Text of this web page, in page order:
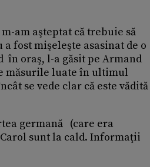
am aşteptat că trebuie să
fost mişeleşte asasinat de o
în oraş, l-a găsit pe Armand
măsurile luate în ultimul
se vede clar că este vădită
germană (care era
sunt la cald. Informaţii